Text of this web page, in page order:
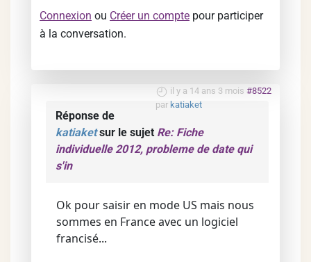
Connexion ou Créer un compte pour participer
à la conversation.
il y a 14 ans 3 mois #8522
par katiaket
Réponse de
katiaketsur le sujet Re: Fiche
individuelle 2012, probleme de date qui
s'in
Ok pour saisir en mode US mais nous
sommes en France avec un logiciel
francisé...